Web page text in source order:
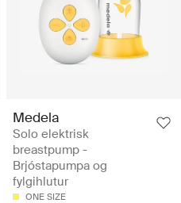
Medela
Solo elektrisk
breastpump -
Brjóstapumpa og
fylgihlutur
ONE SIZE